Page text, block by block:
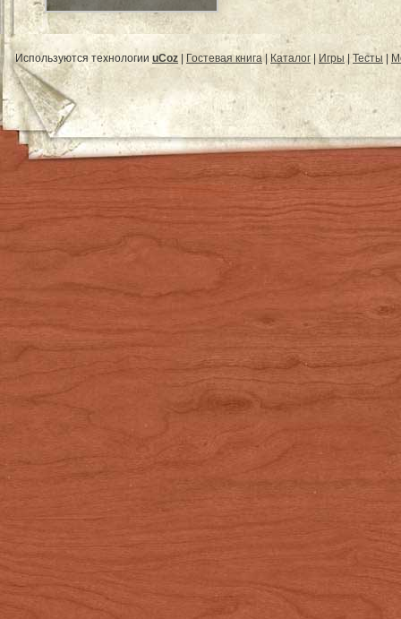
Используются технологии uCoz | Гостевая книга | Каталог | Игры | Тесты |